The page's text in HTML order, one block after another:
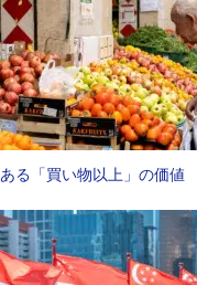
る「買い物以上」の価値